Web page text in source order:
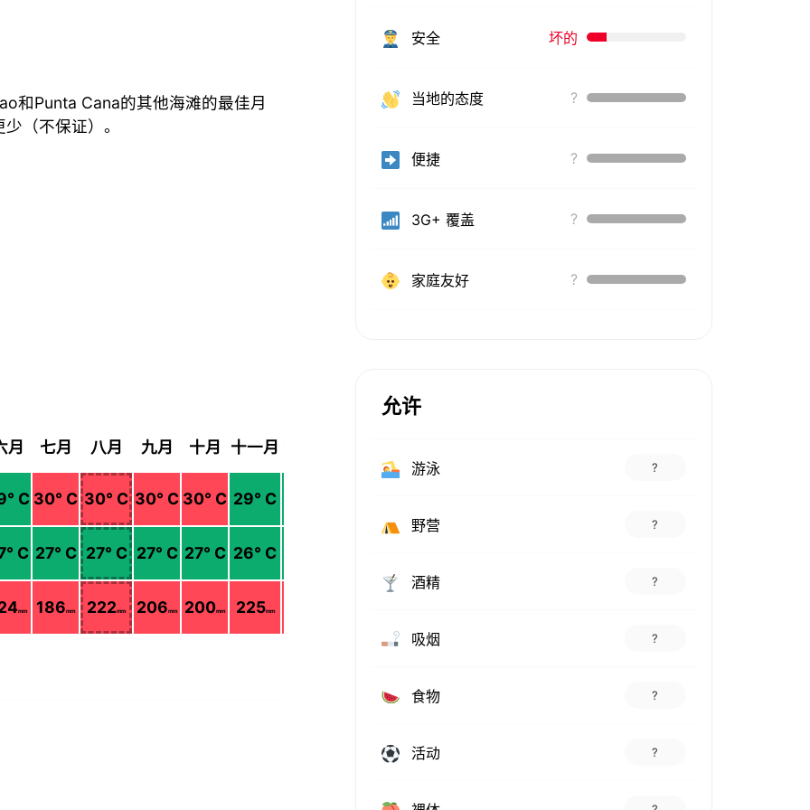
和Punta Cana的其他海滩的最佳月
（不保证）。
月 七月 八月 九月 十月 十一月
° C 30° C 30° C 30° C 30° C 29° C
° C 27° C 27° C 27° C 27° C 26° C
mm 186mm 222mm 206mm 200mm 225mm
安全 坏的
当地的态度 ?
便捷 ?
3G+ 覆盖 ?
家庭友好 ?
允许
游泳 ?
野营 ?
酒精 ?
吸烟 ?
食物 ?
活动 ?